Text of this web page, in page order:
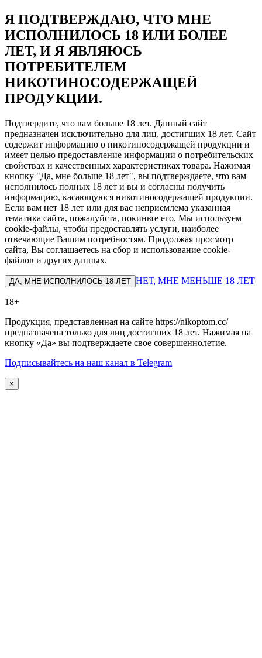
Я ПОДТВЕРЖДАЮ, ЧТО МНЕ
ИСПОЛНИЛОСЬ 18 ИЛИ БОЛЕЕ
ЛЕТ, И Я ЯВЛЯЮСЬ
ПОТРЕБИТЕЛЕМ
НИКОТИНОСОДЕРЖАЩЕЙ
ПРОДУКЦИИ.
Подтвердите, что вам больше 18 лет. Данный сайт
предназначен исключительно для лиц, достигших 18 лет. Сайт
содержит информацию о никотиносодержащей продукции и
имеет целью предоставление информации о потребительских
свойствах и качественных характеристиках товара. Нажимая
кнопку "Да, мне больше 18 лет", вы подтверждаете, что вам
исполнилось полных 18 лет и вы и согласны получить
информацию, касающуюся никотиносодержащей продукции.
Если вам нет 18 лет или для вас неприемлема указанная
тематика сайта, пожалуйста, покиньте его. Мы используем
cookie-файлы, чтобы предоставлять услуги, наиболее
отвечающие Вашим потребностям. Продолжая просмотр
сайта, Вы соглашаетесь на сбор и использование cookie-
файлов и других данных.
ДА, МНЕ ИСПОЛНИЛОСЬ 18 ЛЕТ НЕТ, МНЕ МЕНЬШЕ 18 ЛЕТ
18+
Продукция, представленная на сайте https://nikoptom.cc/
предназначена только для лиц достигших 18 лет. Нажимая на
кнопку «Да» вы подтверждаете свое совершеннолетие.
Подписывайтесь на наш канал в Telegram
×